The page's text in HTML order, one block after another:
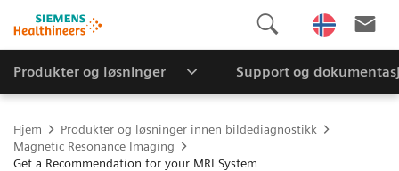
Produkter og løsninger Support og
Hjem
Produkter og løsninger innen bildediagnostikk
Magnetic Resonance Imaging
Get a Recommendation for your MRI System